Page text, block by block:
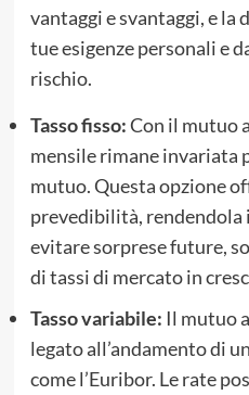
vantaggi e svantaggi, e la
tue esigenze personali e
rischio.
Tasso fisso:Con il mutuo
mensile rimane invariata
mutuo. Questa opzione
prevedibilità, rendendola
evitare sorprese future,
di tassi di mercato in
Tasso variabile: Il mutuo
legato all’andamento di
come l’Euribor. Le rate